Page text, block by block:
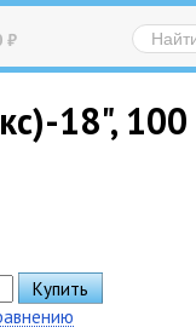
₽
18",